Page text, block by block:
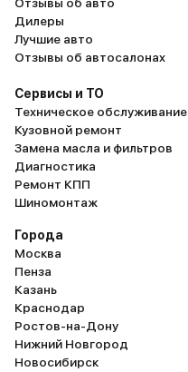
Дилеры
Лучшие авто
Отзывы об автосалонах
Сервисы и ТО
Техническое обслуживание
Кузовной ремонт
Замена масла и фильтров
Диагностика
Ремонт КПП
Шиномонтаж
Города
Москва
Пенза
Казань
Краснодар
Ростов-на-Дону
Нижний Новгород
Новосибирск